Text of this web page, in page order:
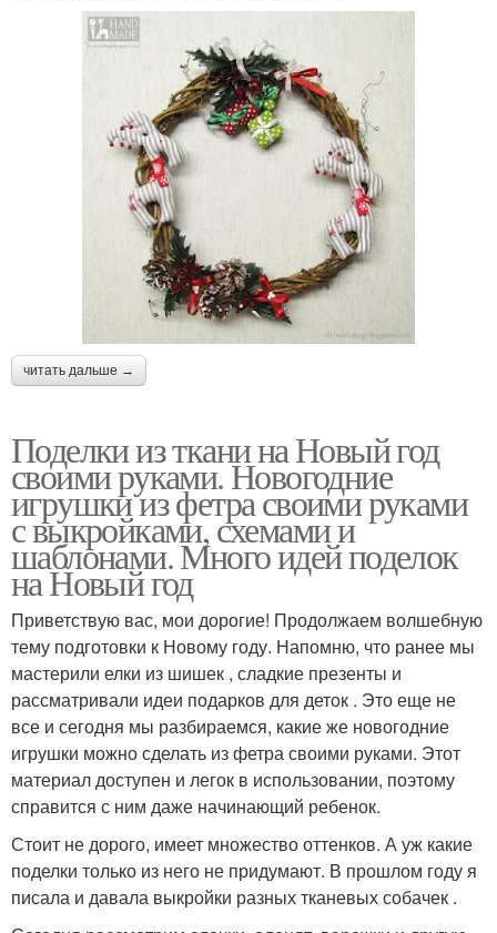
читать дальше →
Поделки из ткани на Новый год
своими руками. Новогодние
игрушки из фетра своими руками
с выкройками, схемами и
шаблонами. Много идей поделок
на Новый год
Приветствую вас, мои дорогие! Продолжаем волшебную
тему подготовки к Новому году. Напомню, что ранее мы
мастерили елки из шишек , сладкие презенты и
рассматривали идеи подарков для деток . Это еще не
все и сегодня мы разбираемся, какие же новогодние
игрушки можно сделать из фетра своими руками. Этот
материал доступен и легок в использовании, поэтому
справится с ним даже начинающий ребенок.
Стоит не дорого, имеет множество оттенков. А уж какие
поделки только из него не придумают. В прошлом году я
писала и давала выкройки разных тканевых собачек .